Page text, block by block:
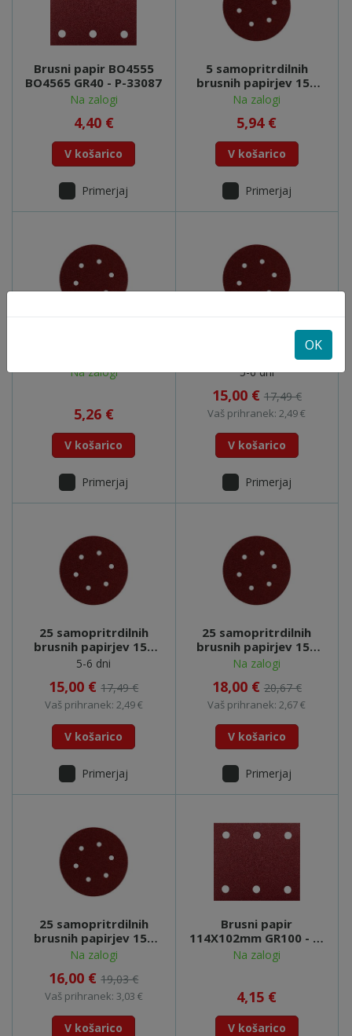
Brusni papir BO4555
BO4565 GR40 - P-33087
Na zalogi
4,40 €
V košarico
Primerjaj
5 samopritrdilnih
brusnih papirjev 150
mm P 60,L+K, SXE -
624002000
Na zalogi
5,94 €
V košarico
Primerjaj
mm P 80,L+K, SXE -
624003000
Na zalogi
5,26 €
V košarico
Primerjaj
25 samopritrdilnih
brusnih papirjev 150
mm GR400,L+K,SXE -
5-6 dni
15,00 € 17,49 €
Vaš prihranek: 2,49 €
V košarico
Primerjaj
25 samopritrdilnih
brusnih papirjev 150
mm GR320,L+K,SXE -
5-6 dni
15,00 €17,49 €
Vaš prihranek: 2,49 €
V košarico
Primerjaj
25 samopritrdilnih
brusnih papirjev 150
mm GR240,L+K,SXE -
624025000
Na zalogi
18,00 € 20,67 €
Vaš prihranek: 2,67 €
V košarico
Primerjaj
25 samopritrdilnih
brusnih papirjev 150
mm GR180,L+K,SXE -
624024000
Na zalogi
16,00 €19,03 €
Vaš prihranek: 3,03 €
V košarico
Brusni papir
114X102mm GR100 - P-
33118
Na zalogi
4,15 €
V košarico
OK